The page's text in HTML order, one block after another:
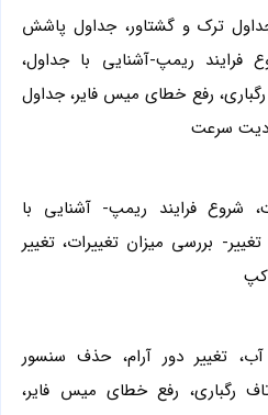
ترک و گشتاور، جداول پاشش
فرایند ریمپ-آشنایی با جداول،
رفع خطای میس فایر، جداول
سرعت
فرایند ریمپ- آشنایی با
طریقه تغییر- بررسی میزان تغییرات، تغییر
کپ
تغییر دور آرام، حذف سنسور
رگباری، رفع خطای میس فایر،